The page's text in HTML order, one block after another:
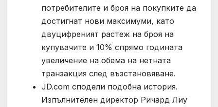
потребителите и броя на покупките да
достигнат нови максимуми, като
двуцифреният растеж на броя на
купувачите и 10% спрямо годината
увеличение на обема на нетната
транзакция след възстановяване.
JD.com сподели подобна история.
Изпълнителен директор Ричард Лиу